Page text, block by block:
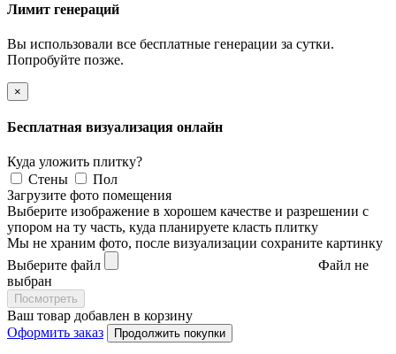
Лимит генераций
Вы использовали все бесплатные генерации за сутки.
Попробуйте позже.
×
Бесплатная визуализация онлайн
Куда уложить плитку?
Стены
Пол
Загрузите фото помещения
Выберите изображение в хорошем качестве и разрешении с
упором на ту часть, куда планируете класть плитку
Мы не храним фото, после визуализации сохраните картинку
Выберите файл
Файл не
выбран
Посмотреть
Ваш товар добавлен в корзину
Оформить заказ
Продолжить покупки